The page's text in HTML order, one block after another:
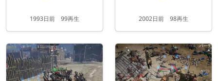
1993日前 99再生 2002日前 98再生